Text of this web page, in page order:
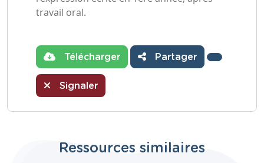
travail oral.
Télécharger Partager
Signaler
Ressources similaires